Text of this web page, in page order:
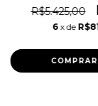
R$5.425,00
6 x de